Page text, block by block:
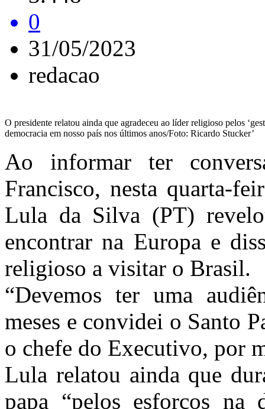
0
31/05/2023
redacao
O presidente relatou ainda que agradeceu ao líder religioso pelos
democracia em nosso país nos últimos anos/Foto: Ricardo Stucker’
Ao informar ter
Francisco, nesta quarta-
Lula da Silva (PT)
encontrar na Europa e
religioso a visitar o Brasil.
“Devemos ter uma
meses e convidei o Santo
o chefe do Executivo, por
Lula relatou ainda que
papa “pelos esforços